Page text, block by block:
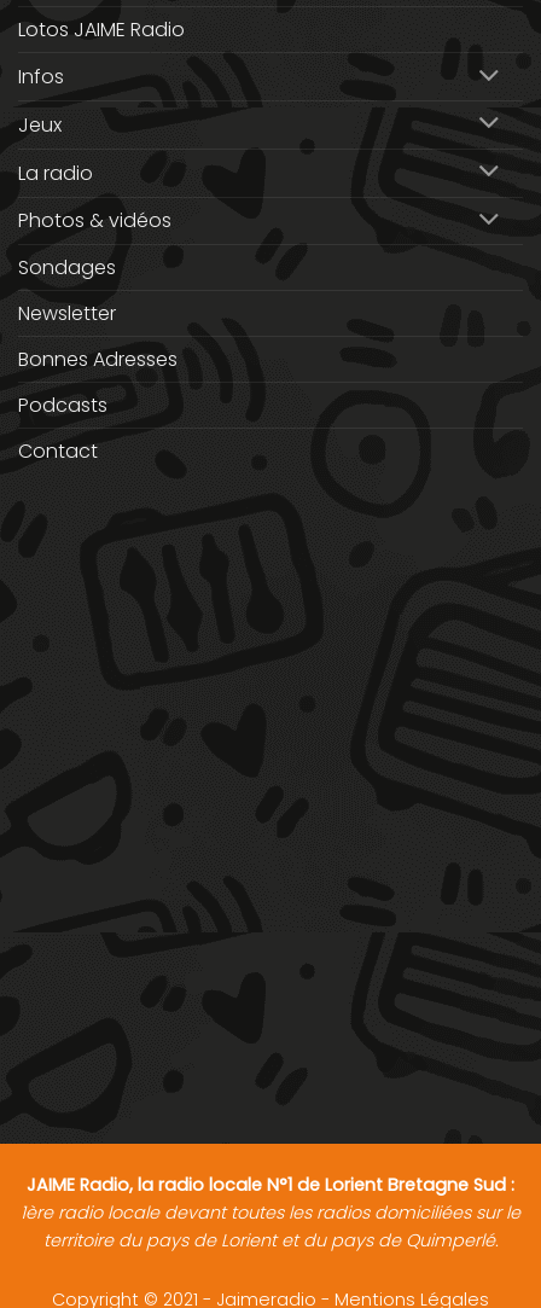
Lotos JAIME Radio
Infos
Jeux
La radio
Photos & vidéos
Sondages
Newsletter
Bonnes Adresses
Podcasts
Contact
JAIME Radio, la radio locale N°1 de Lorient Bretagne Sud :
1ère radio locale devant toutes les radios domiciliées sur le
territoire du pays de Lorient et du pays de Quimperlé.
Copyright © 2021 - Jaimeradio - Mentions Légales